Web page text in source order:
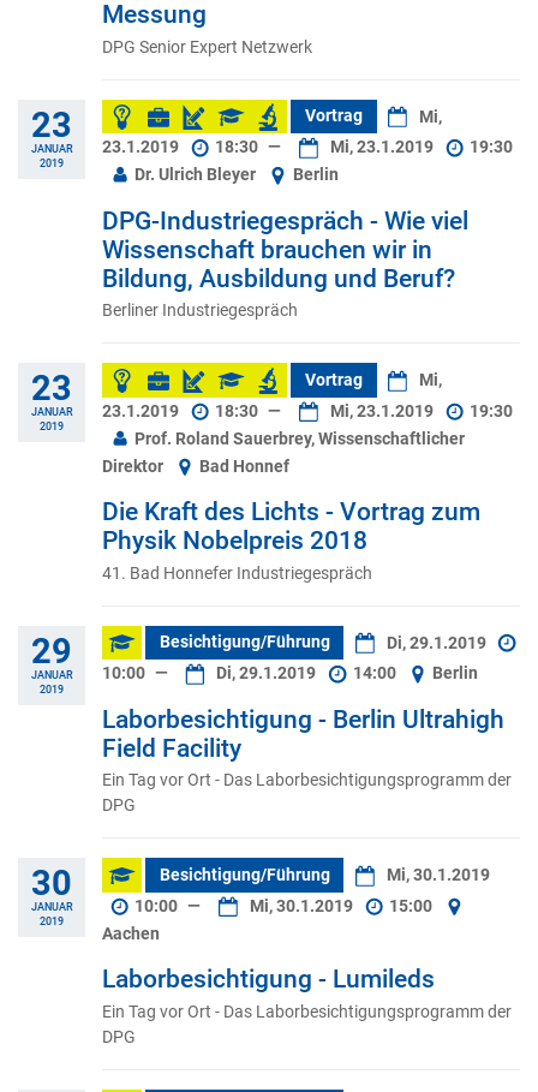
Messung
DPG Senior Expert Netzwerk
23
JANUAR
2019
Vortrag
Mi,
23.1.2019
18:30 — Mi, 23.1.2019
19:30
Dr. Ulrich Bleyer
Berlin
DPG-Industriegespräch - Wie viel
Wissenschaft brauchen wir in
Bildung, Ausbildung und Beruf?
Berliner Industriegespräch
23
JANUAR
2019
Vortrag
Mi,
23.1.2019
18:30 — Mi, 23.1.2019
19:30
Prof. Roland Sauerbrey, Wissenschaftlicher
Direktor
Bad Honnef
Die Kraft des Lichts - Vortrag zum
Physik Nobelpreis 2018
41. Bad Honnefer Industriegespräch
29
JANUAR
2019
Besichtigung/Führung
Di, 29.1.2019
10:00 — Di, 29.1.2019 14:00 Berlin
Laborbesichtigung - Berlin Ultrahigh
Field Facility
Ein Tag vor Ort - Das Laborbesichtigungsprogramm der
DPG
30
JANUAR
2019
Besichtigung/Führung
Mi, 30.1.2019
10:00 — Mi, 30.1.2019
15:00
Aachen
Laborbesichtigung - Lumileds
Ein Tag vor Ort - Das Laborbesichtigungsprogramm der
DPG